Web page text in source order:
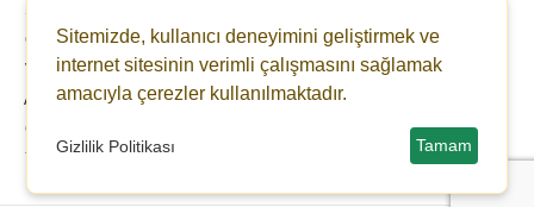
SON DAKİKA
GALERİLER
VİDEOLAR
ANKETLER
GAZETELER
YEDİBAŞAK ONLİNE BAĞIŞ
YAYIN İLKELERI
KURALLAR
GIZLILIK
KULLANICI SÖZLEŞMESI
VERI POLITIKASI
Sitemizde, kullanıcı deneyimini geliştirmek ve
internet sitesinin verimli çalışmasını sağlamak
amacıyla çerezler kullanılmaktadır.
Gizlilik Politikası Tamam